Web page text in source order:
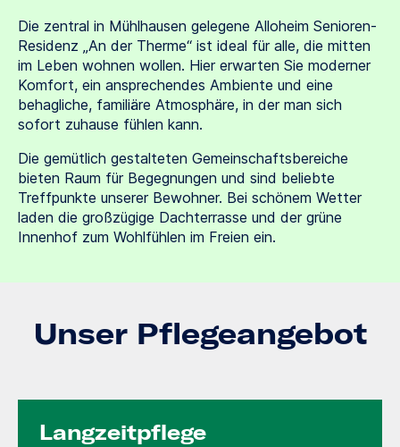
Die zentral in Mühlhausen gelegene Alloheim Senioren-
Residenz „An der Therme“ ist ideal für alle, die mitten
im Leben wohnen wollen. Hier erwarten Sie moderner
Komfort, ein ansprechendes Ambiente und eine
behagliche, familiäre Atmosphäre, in der man sich
sofort zuhause fühlen kann.
Die gemütlich gestalteten Gemeinschaftsbereiche
bieten Raum für Begegnungen und sind beliebte
Treffpunkte unserer Bewohner. Bei schönem Wetter
laden die großzügige Dachterrasse und der grüne
Innenhof zum Wohlfühlen im Freien ein.
Unser Pflegeangebot
Langzeit­pflege